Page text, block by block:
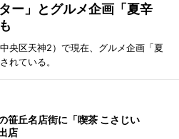
ー」とグルメ企画「夏辛
央区天神2）で現在、グルメ企画「夏
れている。
笹丘名店街に「喫茶 こさじい
店